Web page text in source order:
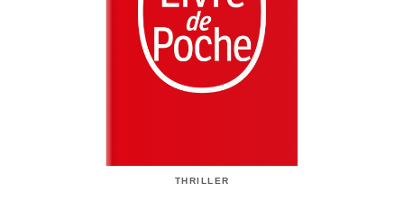
THRILLER